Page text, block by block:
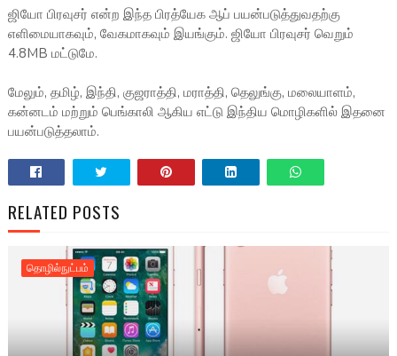
ஜியோ பிரவுசர் என்ற இந்த பிரத்யேக ஆப் பயன்படுத்துவதற்கு
எளிமையாகவும், வேகமாகவும் இயங்கும். ஜியோ பிரவுசர் வெறும்
4.8MB மட்டுமே.
மேலும், தமிழ், இந்தி, குஜராத்தி, மராத்தி, தெலுங்கு, மலையாளம்,
கன்னடம் மற்றும் பெங்காலி ஆகிய எட்டு இந்திய மொழிகளில் இதனை
பயன்படுத்தலாம்.
RELATED POSTS
தொழில்நுட்பம்